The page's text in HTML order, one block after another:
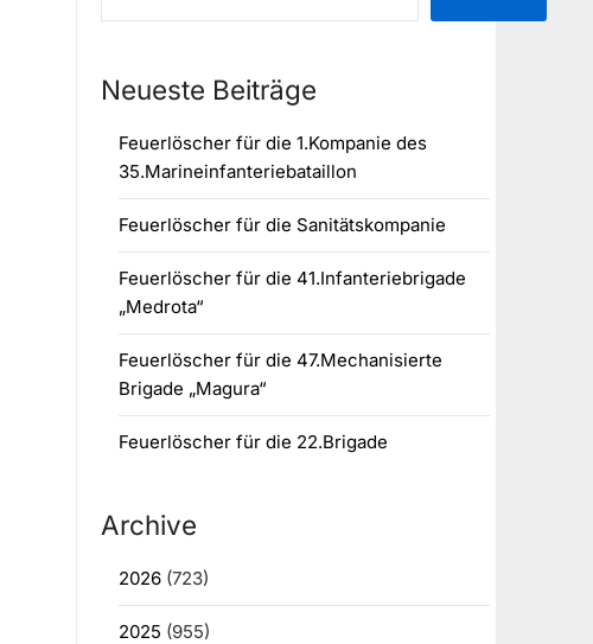
Neueste Beiträge
Feuerlöscher für die 1.Kompanie des
35.Marineinfanteriebataillon
Feuerlöscher für die Sanitätskompanie
Feuerlöscher für die 41.Infanteriebrigade
„Medrota“
Feuerlöscher für die 47.Mechanisierte
Brigade „Magura“
Feuerlöscher für die 22.Brigade
Archive
2026(723)
2025 (955)